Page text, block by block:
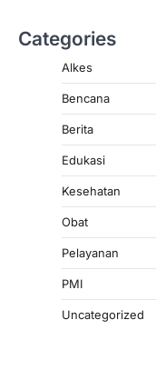
Categories
Alkes
Bencana
Berita
Edukasi
Kesehatan
Obat
Pelayanan
PMI
Uncategorized